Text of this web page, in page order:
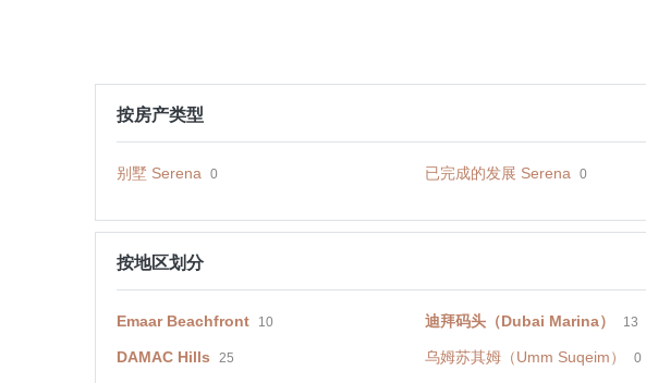
按房产类型
别墅 Serena 0 已完成的发展 Serena 0
按地区划分
Emaar Beachfront 10 迪拜码头（Dubai Marina） 13
DAMAC Hills 25 乌姆苏其姆（Umm Suqeim） 0